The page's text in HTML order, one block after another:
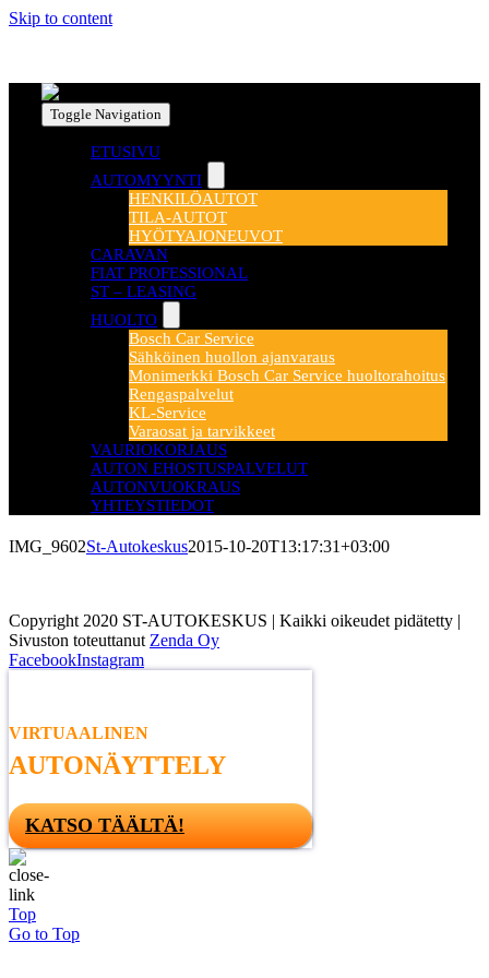
Skip to content
Toggle Navigation
ETUSIVU
AUTOMYYNTI
HENKILÖAUTOT
TILA-AUTOT
HYÖTYAJONEUVOT
CARAVAN
FIAT PROFESSIONAL
ST – LEASING
HUOLTO
Bosch Car Service
Sähköinen huollon ajanvaraus
Monimerkki Bosch Car Service huoltorahoitus
Rengaspalvelut
KL-Service
Varaosat ja tarvikkeet
VAURIOKORJAUS
AUTON EHOSTUSPALVELUT
AUTONVUOKRAUS
YHTEYSTIEDOT
IMG_9602St-Autokeskus2015-10-20T13:17:31+03:00
Copyright 2020 ST-AUTOKESKUS | Kaikki oikeudet pidätetty |
Sivuston toteuttanut Zenda Oy
FacebookInstagram
VIRTUAALINEN
AUTONÄYTTELY
KATSO TÄÄLTÄ!
Top
Go to Top